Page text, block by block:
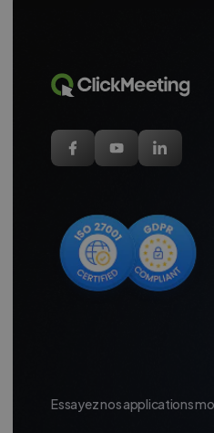
Essayez nos applications